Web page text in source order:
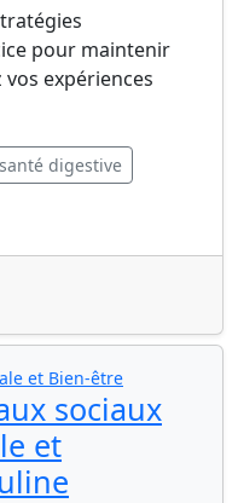
pour maintenir
expériences
digestive
et Bien-être
sociaux
et